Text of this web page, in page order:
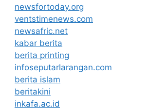
newsfortoday.org
ventstimenews.com
newsafric.net
kabar berita
berita printing
infoseputarlarangan.com
berita islam
beritakini
inkafa.ac.id